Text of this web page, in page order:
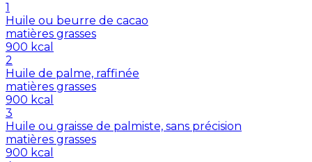
1
Huile ou beurre de cacao
matières grasses
900 kcal
2
Huile de palme, raffinée
matières grasses
900 kcal
3
Huile ou graisse de palmiste, sans précision
matières grasses
900 kcal